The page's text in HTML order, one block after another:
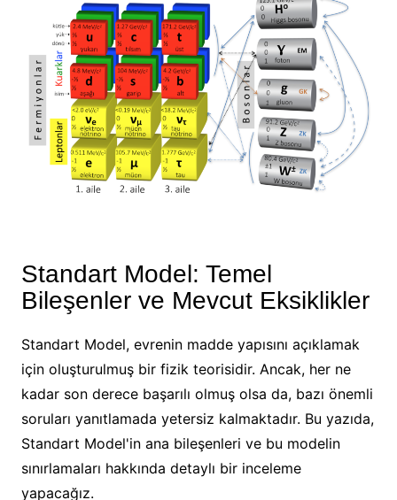
Standart Model: Temel
Bileşenler ve Mevcut Eksiklikler
Standart Model, evrenin madde yapısını açıklamak
için oluşturulmuş bir fizik teorisidir. Ancak, her ne
kadar son derece başarılı olmuş olsa da, bazı önemli
soruları yanıtlamada yetersiz kalmaktadır. Bu yazıda,
Standart Model'in ana bileşenleri ve bu modelin
sınırlamaları hakkında detaylı bir inceleme
yapacağız.